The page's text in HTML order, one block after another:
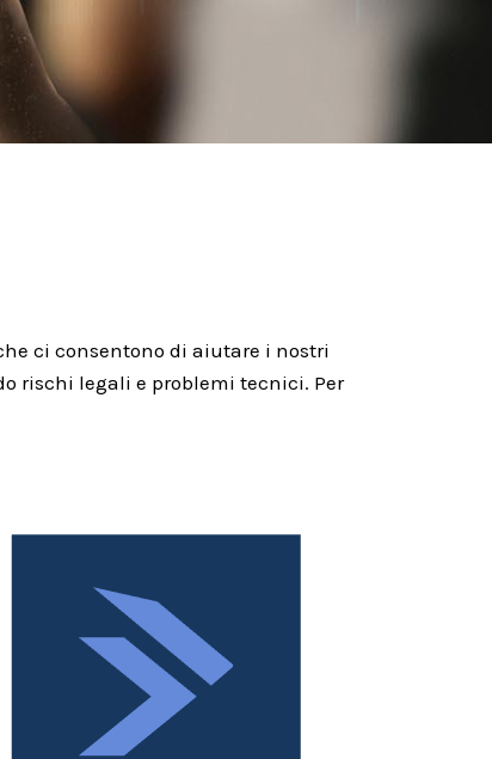
ci consentono di aiutare i nostri
rischi legali e problemi tecnici. Per